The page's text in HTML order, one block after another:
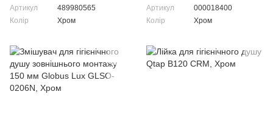
Артикул
489980565
Колір
Хром
Артикул
000018400
Колір
Хром